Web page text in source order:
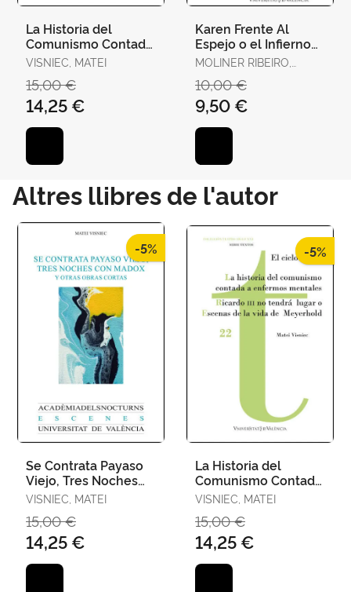
La Historia del
Comunismo Contada
para Enfermos
Mentales / Ricardo Iii
no Tendrá
VISNIEC, MATEI
15,00 €
14,25 €
Karen Frente Al
Espejo o el Infierno
Sabe a Dulce
MOLINER RIBEIRO,
10,00 €
9,50 €
Altres llibres de l'autor
-5%
Se Contrata Payaso
Viejo, Tres Noches
con Madox y Otras
Obras Cortas
VISNIEC, MATEI
15,00 €
14,25 €
-5%
La Historia del
Comunismo Contada
para Enfermos
Mentales / Ricardo Iii
no Tendrá
VISNIEC, MATEI
15,00 €
14,25 €